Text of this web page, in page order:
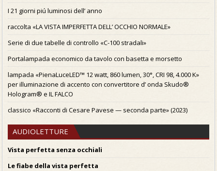
I 21 giorni piú luminosi dell’ anno
raccolta «LA VISTA IMPERFETTA DELL’ OCCHIO NORMALE»
Serie di due tabelle di controllo «C-100 stradali»
Portalampada economico da tavolo con basetta e morsetto
lampada «PienaLuceLED™ 12 watt, 860 lumen, 30°, CRI 98, 4.000 K»
per illuminazione di accento con convertitore d’ onda Skudo®
Hologram® e IL FALCO
classico «Racconti di Cesare Pavese — seconda parte» (2023)
AUDIOLETTURE
Vista perfetta senza occhiali
Le fiabe della vista perfetta